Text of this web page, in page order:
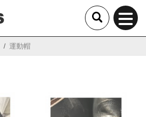
運動帽